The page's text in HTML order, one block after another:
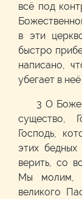
всё под
в эти
быстро
написано,
убегает в
3 О
существо,
Господь,
этих
верить, со
Мы молим,
великого